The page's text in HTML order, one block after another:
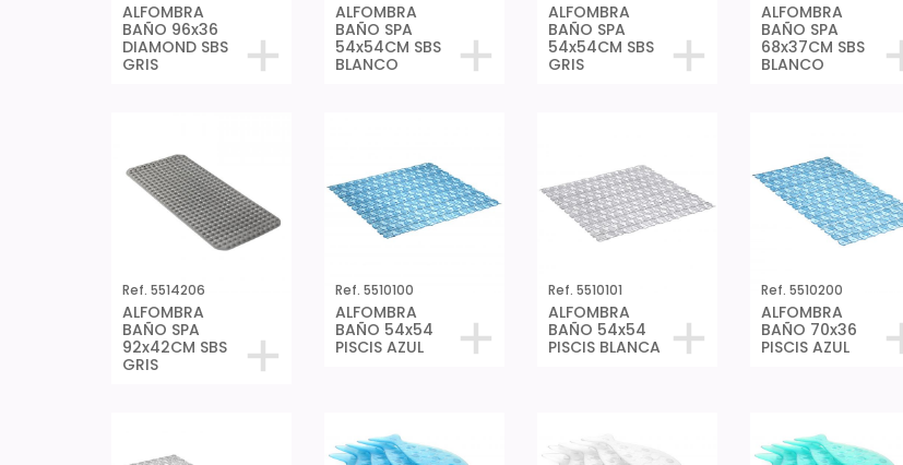
ALFOMBRA
BAÑO 96x36
DIAMOND SBS
GRIS
ALFOMBRA
BAÑO SPA
54x54CM SBS
BLANCO
ALFOMBRA
BAÑO SPA
54x54CM SBS
GRIS
ALFOMBRA
BAÑO SPA
68x37CM SBS
BLANCO
Ref. 5514206
ALFOMBRA
BAÑO SPA
92x42CM SBS
GRIS
Ref. 5510100
ALFOMBRA
BAÑO 54x54
PISCIS AZUL
Ref. 5510101
ALFOMBRA
BAÑO 54x54
PISCIS BLANCA
Ref. 5510200
ALFOMBRA
BAÑO 70x36
PISCIS AZUL